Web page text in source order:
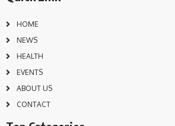
HOME
NEWS
HEALTH
EVENTS
ABOUT US
CONTACT